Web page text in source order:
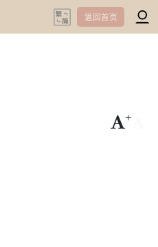
返回首页
+